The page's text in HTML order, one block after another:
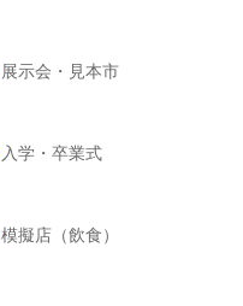
展示会・見本市
入学・卒業式
模擬店（飲食）